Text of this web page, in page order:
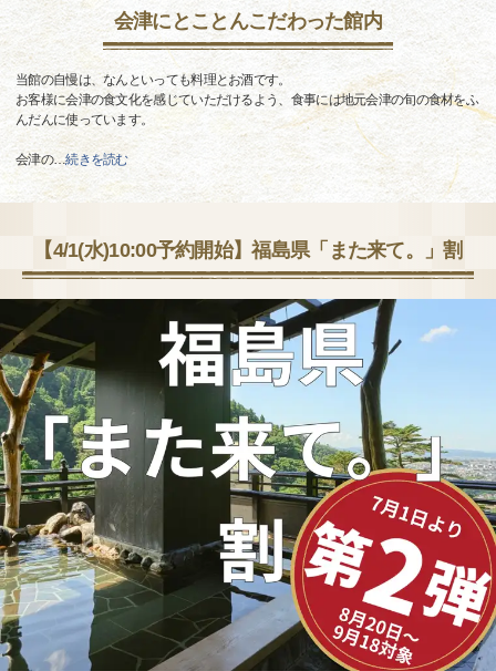
会津にとことんこだわった館内
当館の自慢は、なんといっても料理とお酒です。
お客様に会津の食文化を感じていただけるよう、食事には地元会津の旬の食材をふ
んだんに使っています。
会津の…続きを読む
【4/1(水)10:00予約開始】福島県「また来て。」割